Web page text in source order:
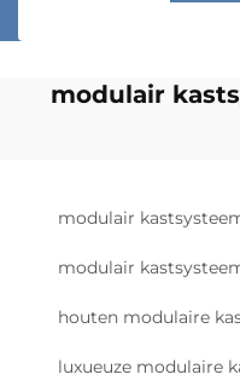
modulair
modulair
modulair
houten modulaire
luxueuze modulaire